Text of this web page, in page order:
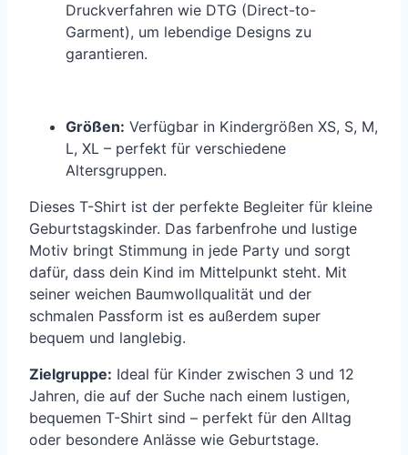
Druckverfahren wie DTG (Direct-to-
Garment), um lebendige Designs zu
garantieren.
Größen: Verfügbar in Kindergrößen XS, S, M,
L, XL – perfekt für verschiedene
Altersgruppen.
Dieses T-Shirt ist der perfekte Begleiter für kleine
Geburtstagskinder. Das farbenfrohe und lustige
Motiv bringt Stimmung in jede Party und sorgt
dafür, dass dein Kind im Mittelpunkt steht. Mit
seiner weichen Baumwollqualität und der
schmalen Passform ist es außerdem super
bequem und langlebig.
Zielgruppe: Ideal für Kinder zwischen 3 und 12
Jahren, die auf der Suche nach einem lustigen,
bequemen T-Shirt sind – perfekt für den Alltag
oder besondere Anlässe wie Geburtstage.